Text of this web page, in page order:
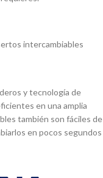
intercambiables
y tecnologí­a de
en una amplia
también son fáciles de
en pocos segundos